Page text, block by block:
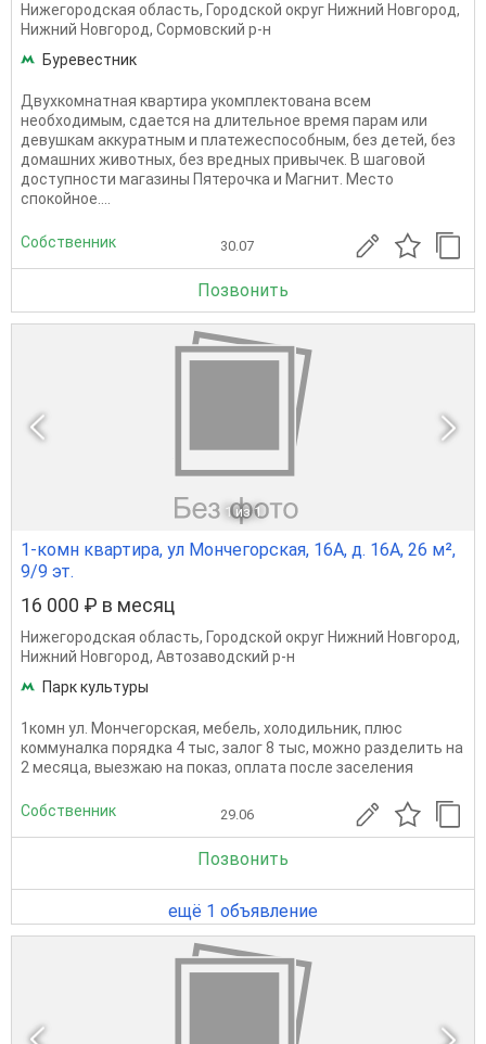
Нижегородская область, Городской округ Нижний Новгород,
Нижний Новгород, Сормовский р-н
Буревестник
Двухкомнатная квартира укомплектована всем
необходимым, сдается на длительное время парам или
девушкам аккуратным и платежеспособным, без детей, без
домашних животных, без вредных привычек. В шаговой
доступности магазины Пятерочка и Магнит. Место
спокойное....
Собственник 30.07
Позвонить
1 из 1
1-комн квартира, ул Мончегорская, 16А, д. 16А, 26 м²,
9/9 эт.
16 000 ₽ в месяц
Нижегородская область, Городской округ Нижний Новгород,
Нижний Новгород, Автозаводский р-н
Парк культуры
1комн ул. Мончегорская, мебель, холодильник, плюс
коммуналка порядка 4 тыс, залог 8 тыс, можно разделить на
2 месяца, выезжаю на показ, оплата после заселения
Собственник 29.06
Позвонить
ещё 1 объявление